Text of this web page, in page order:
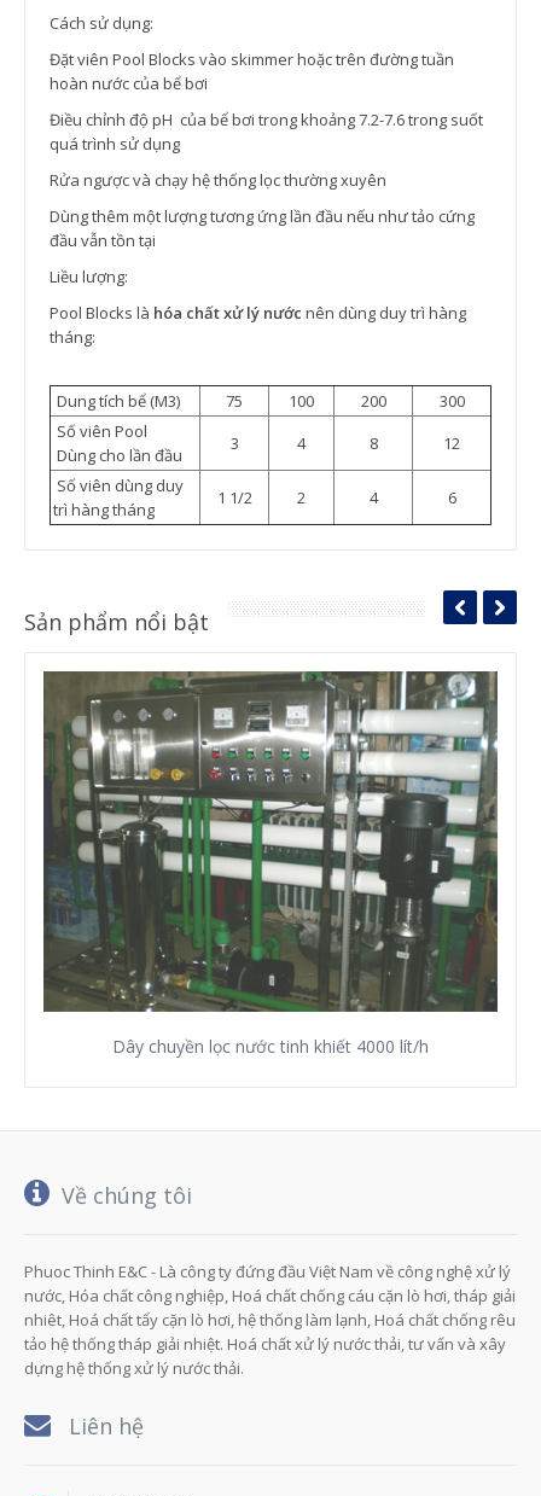
Cách sử dụng:
Đặt viên Pool Blocks vào skimmer hoặc trên đường tuần
hoàn nước của bể bơi
Điều chỉnh độ pH của bể bơi trong khoảng 7.2-7.6 trong suốt
quá trình sử dụng
Rửa ngược và chạy hệ thống lọc thường xuyên
Dùng thêm một lượng tương ứng lần đầu nếu như tảo cứng
đầu vẫn tồn tại
Liều lượng:
Pool Blocks là hóa chất xử lý nước nên dùng duy trì hàng
tháng:
Dung tích bể (M3) 75 100 200
300
Số viên Pool
Dùng cho lần đầu
3 4 8
12
Số viên dùng duy
trì hàng tháng
1 1/2 2 4 6
Sản phẩm nổi bật
Dây chuyền lọc nước tinh khiết 4000 lít/h
Về chúng tôi
Phuoc Thinh E&C - Là công ty đứng đầu Việt Nam về công nghệ xử lý
nước, Hóa chất công nghiệp, Hoá chất chống cáu cặn lò hơi, tháp giải
nhiêt, Hoá chất tẩy cặn lò hơi, hệ thống làm lạnh, Hoá chất chống rêu
tảo hệ thống tháp giải nhiệt. Hoá chất xử lý nước thải, tư vấn và xây
dựng hệ thống xử lý nước thải.
Liên hệ